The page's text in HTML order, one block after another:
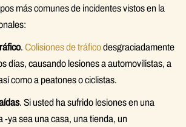
más comunes de incidentes vistos en la
. Colisiones de tráficodesgraciadamente
días, causando lesiones a automovilistas, a
como a peatones o ciclistas.
. Si usted ha sufrido lesiones en una
-ya sea una casa, una tienda, un